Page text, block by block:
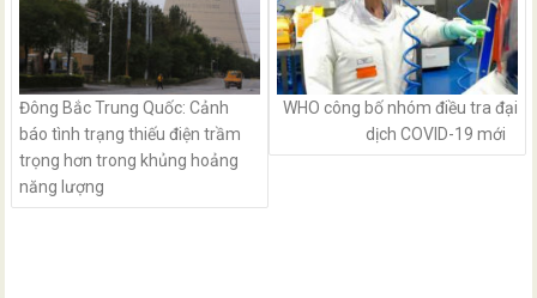
Đông Bắc Trung Quốc: Cảnh
báo tình trạng thiếu điện trầm
trọng hơn trong khủng hoảng
năng lượng
WHO công bố nhóm điều tra đại
dịch COVID-19 mới